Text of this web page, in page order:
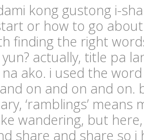
kong gustong i-
or how to go about
finding the right
actually, title pa
ako. i used the word
on and on and on.
‘ramblings’
wandering, but
share and share so i